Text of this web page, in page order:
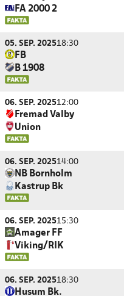
FA 2000 2
05. SEP. 202518:30
FB
B 1908
06. SEP. 202512:00
Fremad Valby
Union
06. SEP. 202514:00
NB Bornholm
Kastrup Bk
06. SEP. 202515:30
Amager FF
Viking/RIK
06. SEP. 202518:30
Husum Bk.